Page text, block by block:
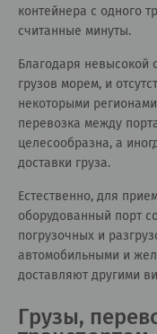
контейнера с одного
считанные минуты.
Благодаря невысокой
грузов морем, и
некоторыми
перевозка между
целесообразна, а
доставки груза.
Естественно, для
оборудованный порт
погрузочных и
автомобильными и
доставляют другими
Грузы,